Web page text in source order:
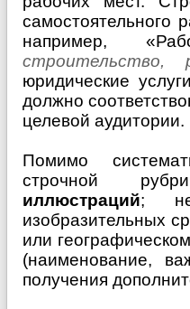
например,
строительство,
юридические
должно
целевой аудитории.
Помимо
строчной
иллюстраций;
изобразительных
или
(наименование,
получения